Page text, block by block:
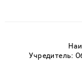
Учредитель: